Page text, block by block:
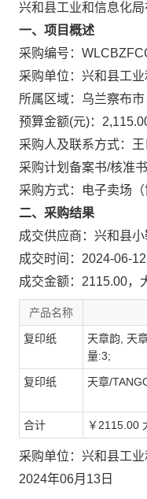
兴和县工业和信息化
一、项目概述
采购编号：
采购单位：兴和县工
所属区域：乌兰察布市
预算金额(元)：
采购人及联系方式：
采购计划备案书/核准
采购方式：电子卖场
二、采购结果
成交供应商：兴和县
成交时间：2024-06-
成交金额：2115.00，
产品名称
复印纸
天章韵, 天
量:3;
复印纸 天章/
合计 ￥2115.00
采购单位：兴和县工
2024年06月13日